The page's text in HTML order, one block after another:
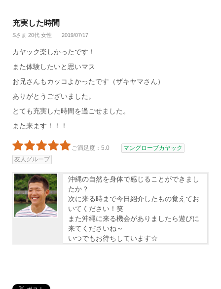
充実した時間
Sさま 20代 女性 2019/07/17
カヤック楽しかったです！
また体験したいと思いマス
お兄さんもカッコよかったです（ザキヤマさん）
ありがとうございました。
とても充実した時間を過ごせました。
また来ます！！！
ご満足度：5.0
マングローブカヤック
友人グループ
沖縄の自然を身体で感じることができまし
たか？
次に来る時まで今日紹介したもの覚えてお
いてください！笑
また沖縄に来る機会がありましたら遊びに
来てくださいね～
いつでもお待ちしています☆